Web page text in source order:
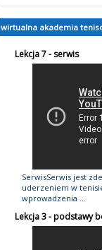
wirtualna akademia
Lekcja 7 - serwis
SerwisSerwis jest
uderzeniem w
wprowadzenia ...
Lekcja 3 - podstawy